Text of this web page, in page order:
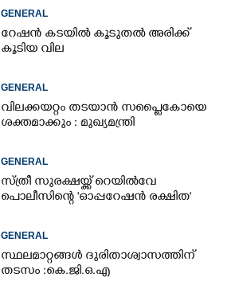
GENERAL
റേഷൻ കടയിൽ കൂടുതൽ അരിക്ക്
കൂടിയ വില
GENERAL
വിലക്കയറ്റം തടയാൻ സപ്ലൈകോയെ
ശക്തമാക്കും : മുഖ്യമന്ത്രി
GENERAL
സ്ത്രീ സുരക്ഷയ്ക്ക് റെയിൽവേ
പൊലീസിന്റെ 'ഓപ്പറേഷൻ രക്ഷിത'
GENERAL
സ്ഥലമാറ്റങ്ങൾ ദുരിതാശ്വാസത്തിന്
തടസം :കെ.ജി.ഒ.എ